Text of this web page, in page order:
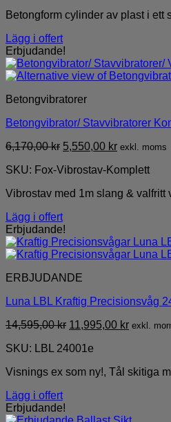
590,00 kr.495,00 kr.
Betongform cylinder av plast i ett
Lägg i offert
Erbjudande!
Betongvibratorer
Betongvibrator/ Stavvibratorer
6,170,00kr Det
priset
6,170,00 kr.
5,550,00 krDet
priset
5,550,00
exkl. moms
SKU: Fox-Vibrostav-Komplett
Vibrostav med 1m slang & valfritt
Lägg i offert
Erbjudande!
ERBJUDANDE
Luna LBL Kraftig Precisionsvåg
14,595,00kr Det
priset
14,595,00 kr.
11,995,00 krDet
exkl.
SKU: LBL 24001e
Visnings ex som ny!, Tål skitiga
Lägg i offert
Erbjudande!